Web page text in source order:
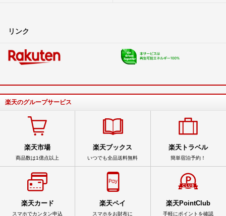
リンク
楽天のグループサービス
楽天市場
商品数は1億点以上
楽天ブックス
いつでも全品送料無料
楽天トラベル
簡単宿泊予約！
楽天カード
スマホでカンタン申込
楽天ペイ
スマホをお財布に
楽天PointClub
手軽にポイントを確認